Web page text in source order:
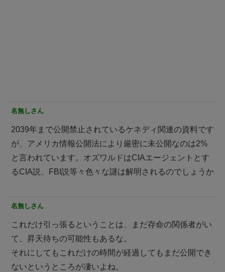
名無しさん
2039年まで公開禁止されているケネディ関連の資料です
が、アメリカ情報公開法により厳密に未公開なのは2%
と言われています。オズワルドはCIAエージェントとす
るCIA説、FBI説等々色々な謎は解明されるのでしょうか
名無しさん
これだけ引っ張るということは、まだ存命の関係者がい
て、昇天待ちの可能性もあるな。
それにしてもこれだけの時間が経過してもまだ公開でき
ないというところが凄いよね。